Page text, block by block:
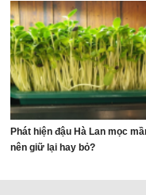
Phát hiện đậu Hà Lan mọc
nên giữ lại hay bỏ?